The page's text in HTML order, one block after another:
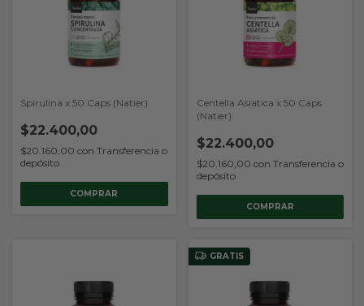
Spirulina x 50 Caps (Natier)
$22.400,00
$20.160,00 con Transferencia o
depósito
Centella Asiatica x 50 Caps
(Natier)
$22.400,00
$20.160,00 con Transferencia o
depósito
GRATIS